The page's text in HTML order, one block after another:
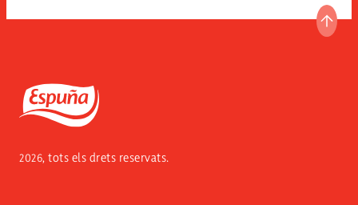
Espuña
2026, tots els drets reservats.